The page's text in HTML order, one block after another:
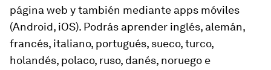
página web y también mediante apps móviles
(Android, iOS). Podrás aprender inglés, alemán,
francés, italiano, portugués, sueco, turco,
holandés, polaco, ruso, danés, noruego e